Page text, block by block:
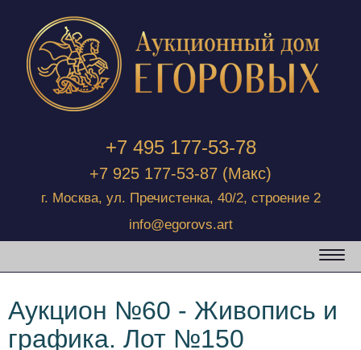
+7 495 177-53-78
+7 925 177-53-87 (Макс)
г. Москва, ул. Пречистенка, 40/2, строение 2
info@egorovs.art
Аукцион №60 - Живопись и
графика. Лот №150